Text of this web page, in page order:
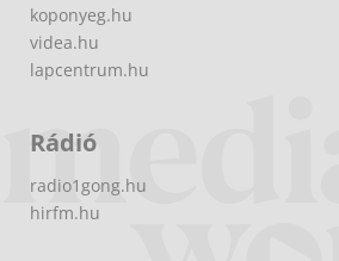
koponyeg.hu
videa.hu
lapcentrum.hu
Rádió
radio1gong.hu
hirfm.hu